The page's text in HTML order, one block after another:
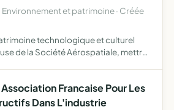
Environnement et patrimoine · Créée
technologique et culturel
de la Société Aérospatiale, mettre
Francaise Pour Les
Dans L'industrie